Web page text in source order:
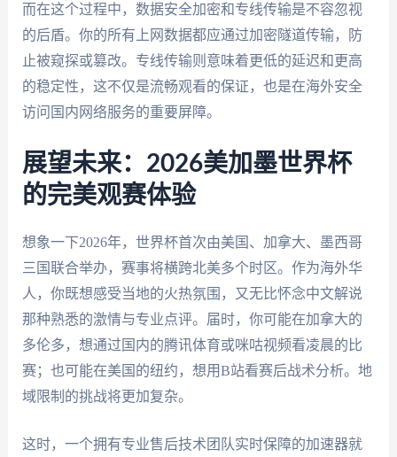
而在这个过程中，数据安全加密和专线传输是不容忽视
的后盾。你的所有上网数据都应通过加密隧道传输，防
止被窥探或篡改。专线传输则意味着更低的延迟和更高
的稳定性，这不仅是流畅观看的保证，也是在海外安全
访问国内网络服务的重要屏障。
展望未来：2026美加墨世界杯
的完美观赛体验
想象一下2026年，世界杯首次由美国、加拿大、墨西哥
三国联合举办，赛事将横跨北美多个时区。作为海外华
人，你既想感受当地的火热氛围，又无比怀念中文解说
那种熟悉的激情与专业点评。届时，你可能在加拿大的
多伦多，想通过国内的腾讯体育或咪咕视频看凌晨的比
赛；也可能在美国的纽约，想用B站看赛后战术分析。地
域限制的挑战将更加复杂。
这时，一个拥有专业售后技术团队实时保障的加速器就